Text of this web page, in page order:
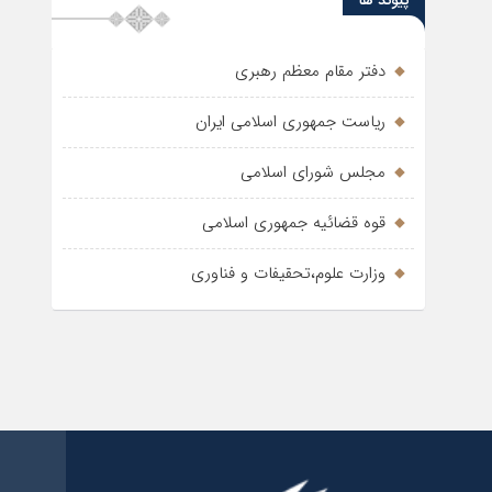
دفتر مقام معظم رهبری
ریاست جمهوری اسلامی ایران
مجلس شورای اسلامی
قوه قضائیه جمهوری اسلامی
وزارت علوم،تحقیفات و فناوری